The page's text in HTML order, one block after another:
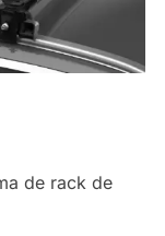
de rack de